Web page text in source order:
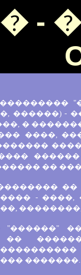
-
������) -
�
����,
��
��
- ����,
"������"
��
�������.